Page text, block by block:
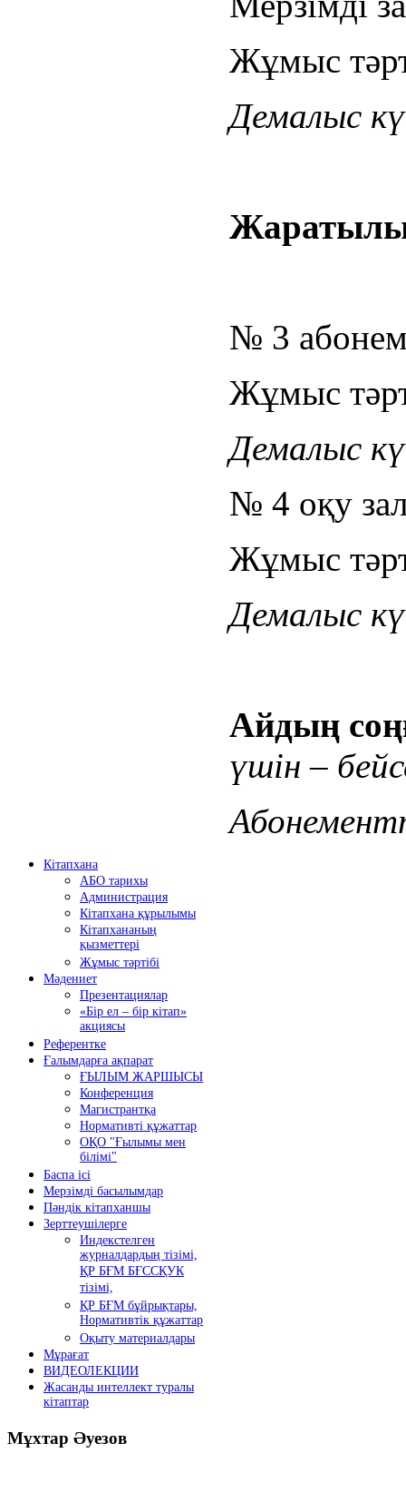
Жұмыс
Демалыс
№ 3
Жұмыс
Демалыс
№ 4 оқу
Жұмыс
Демалыс
Айдың
үшін –
Кітапхана
АБО тарихы
Администрация
Кітапхана құрылымы
Кітапхананың
қызметтері
Жұмыс тәртібі
Мәдениет
Презентациялар
«Бір ел – бір кітап»
акциясы
Референтке
Ғалымдарға ақпарат
ҒЫЛЫМ ЖАРШЫСЫ
Конференция
Магистрантқа
Нормативті құжаттар
ОҚО "Ғылымы мен
білімі"
Баспа ісі
Мерзімді басылымдар
Пәндік кітапханшы
Зерттеушілерге
Индекстелген
журналдардың тізімі,
ҚР БҒМ БҒССҚУК
тізімі,
ҚР БҒМ бұйрықтары,
Нормативтік құжаттар
Оқыту материалдары
Мұрағат
ВИДЕОЛЕКЦИИ
Жасанды интеллект туралы
кітаптар
Мұхтар Әуезов